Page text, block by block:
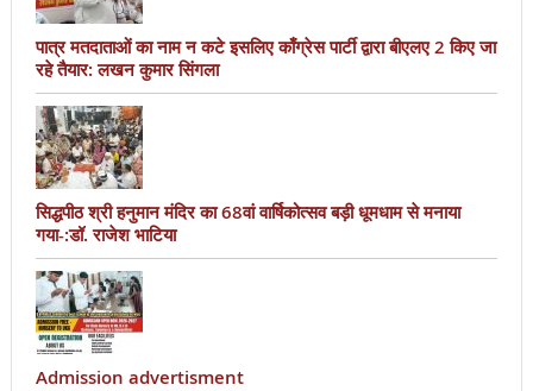
पात्र मतदाताओं का नाम न कटे इसलिए काँग्रेस पार्टी द्वारा बीएलए 2 किए जा
रहे तैयार: लखन कुमार सिंगला
सिद्धपीठ श्री हनुमान मंदिर का 68वां वार्षिकोत्सव बड़ी धूमधाम से मनाया
गया-:डॉ. राजेश भाटिया
Admission advertisment